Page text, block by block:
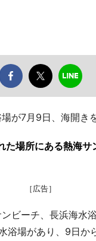
が7月9日、海開き
た場所にある熱海サ
［広告］
ビーチ、長浜海水
浴場があり、9日か